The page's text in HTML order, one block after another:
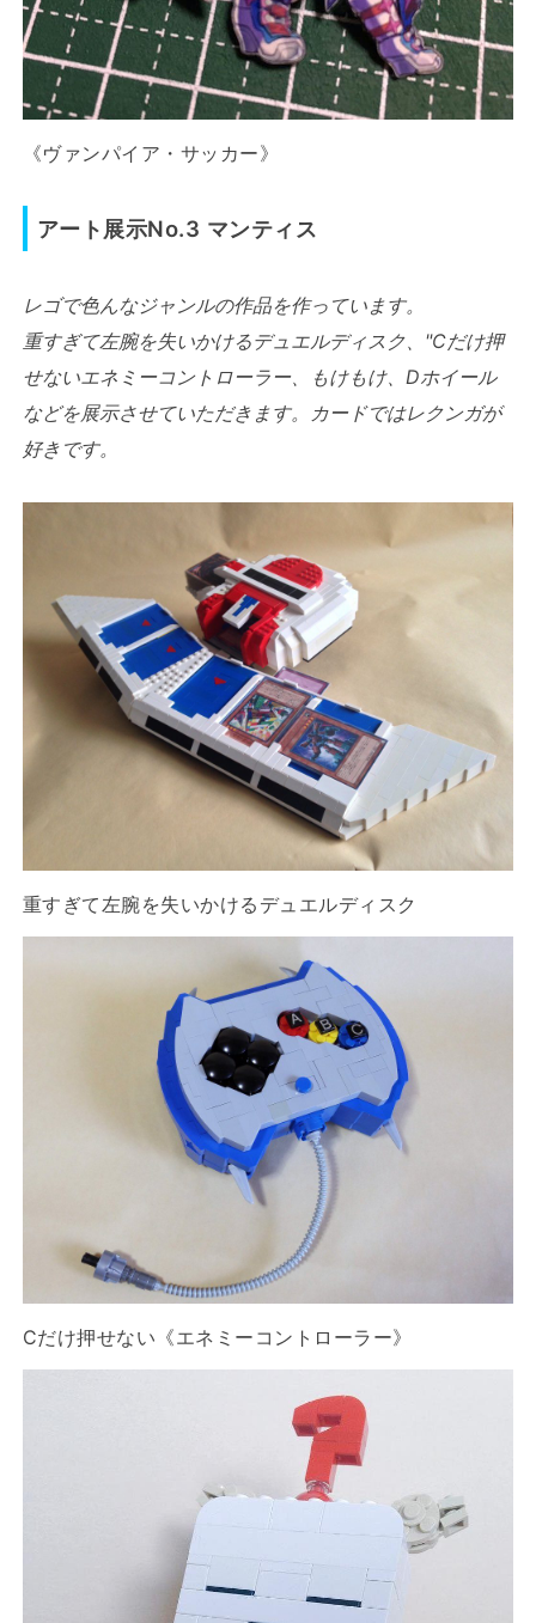
《ヴァンパイア・サッカー》
アート展示No.3 マンティス
レゴで色んなジャンルの作品を作っています。
重すぎて左腕を失いかけるデュエルディスク、"Cだけ押
せないエネミーコントローラー、もけもけ、Dホイール
などを展示させていただきます。カードではレクンガが
好きです。
重すぎて左腕を失いかけるデュエルディスク
Cだけ押せない《エネミーコントローラー》